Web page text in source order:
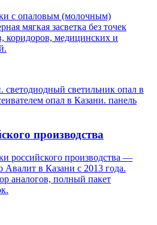
с опаловым (молочным)
мягкая засветка без точек
коридоров, медицинских и
светодиодный светильник опал в
опал в Казани. панель
производства
российского производства —
Авалит в Казани с 2013 года.
аналогов, полный пакет